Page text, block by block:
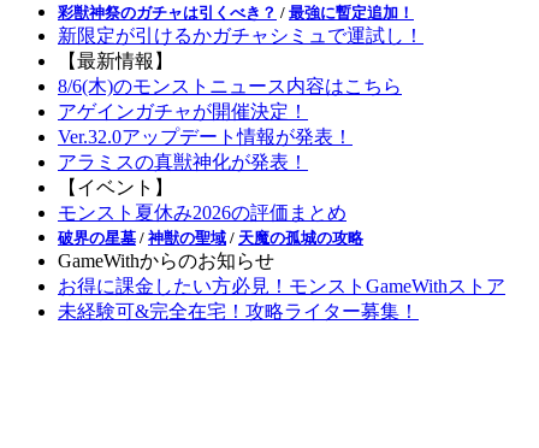
彩獣神祭のガチャは引くべき？ / 最強に暫定追加！
新限定が引けるかガチャシミュで運試し！
【最新情報】
8/6(木)のモンストニュース内容はこちら
アゲインガチャが開催決定！
Ver.32.0アップデート情報が発表！
アラミスの真獣神化が発表！
【イベント】
モンスト夏休み2026の評価まとめ
破界の星墓 / 神獣の聖域 / 天魔の孤城の攻略
GameWithからのお知らせ
お得に課金したい方必見！モンストGameWithストア
未経験可&完全在宅！攻略ライター募集！